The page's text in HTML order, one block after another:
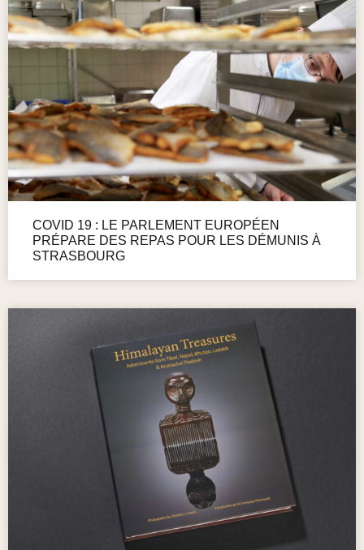
COVID 19 : LE PARLEMENT EUROPÉEN
PRÉPARE DES REPAS POUR LES DÉMUNIS À
STRASBOURG